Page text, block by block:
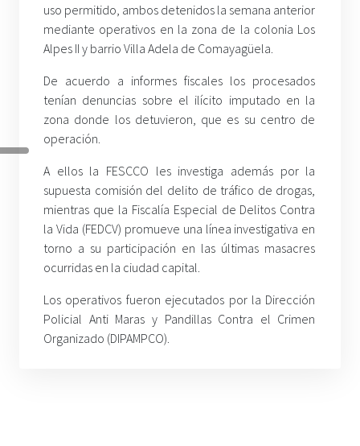
uso permitido, ambos detenidos la semana anterior
mediante operativos en la zona de la colonia Los
Alpes II y barrio Villa Adela de Comayagüela.
De acuerdo a informes fiscales los procesados
tenían denuncias sobre el ilícito imputado en la
zona donde los detuvieron, que es su centro de
operación.
A ellos la FESCCO les investiga además por la
supuesta comisión del delito de tráfico de drogas,
mientras que la Fiscalía Especial de Delitos Contra
la Vida (FEDCV) promueve una línea investigativa en
torno a su participación en las últimas masacres
ocurridas en la ciudad capital.
Los operativos fueron ejecutados por la Dirección
Policial Anti Maras y Pandillas Contra el Crimen
Organizado (DIPAMPCO).